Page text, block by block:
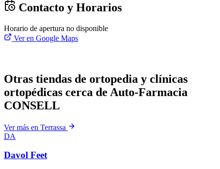
Contacto y Horarios
Horario de apertura no disponible
Ver en Google Maps
Otras tiendas de ortopedia y clínicas
ortopédicas cerca de Auto-Farmacia
CONSELL
Ver más en Terrassa
DA
Davol Feet